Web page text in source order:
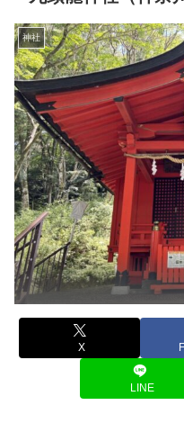
神社
X
LINE